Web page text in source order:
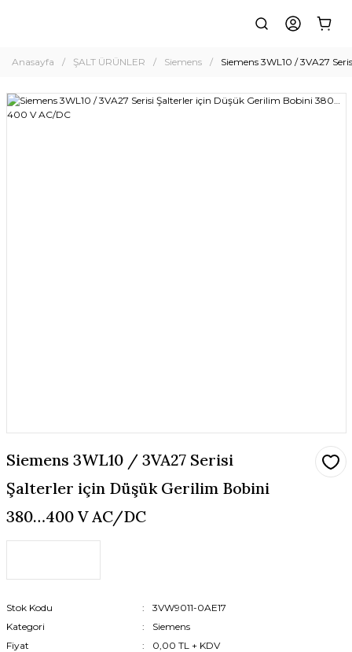
Anasayfa ŞALT ÜRÜNLER Siemens Siemens 3WL10 / 3VA27
Siemens 3WL10 / 3VA27 Serisi
Şalterler için Düşük Gerilim Bobini
380…400 V AC/DC
Stok Kodu
3VW9011-0AE17
Kategori
Siemens
Fiyat
0,00 TL + KDV